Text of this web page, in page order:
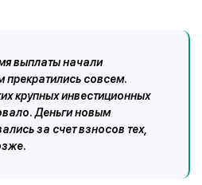
выплаты начали
прекратились совсем.
крупных инвестиционных
Деньги новым
за счет взносов тех,